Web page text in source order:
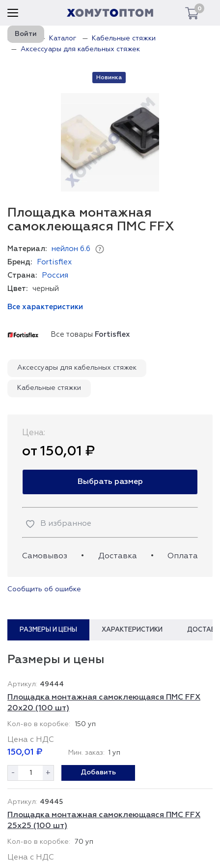
0
Войти
Главная Каталог
Кабельные стяжки
Аксессуары для кабельных стяжек
Новинка
Площадка монтажная
самоклеющаяся ПМС FFX
Материал:
нейлон 6.6
Бренд:
Fortisflex
Страна:
Россия
Цвет:
черный
Все характеристики
Все товары Fortisflex
Аксессуары для кабельных стяжек
Кабельные стяжки
Цена:
от 150,01 ₽
Выбрать размер
В избранное
Самовывоз • Доставка • Оплата
Сообщить об ошибке
РАЗМЕРЫ И ЦЕНЫ ХАРАКТЕРИСТИКИ
Размеры и цены
49444
Площадка монтажная самоклеющаяся ПМС FFX
20x20 (100 шт)
150 уп
Цена с НДС
150,01 ₽ Мин. заказ: 1 уп
- + Добавить
49445
Площадка монтажная самоклеющаяся ПМС FFX
25x25 (100 шт)
70 уп
Цена с НДС